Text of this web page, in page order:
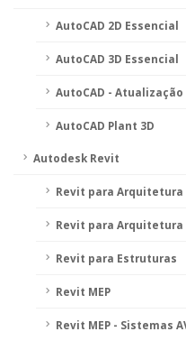
AutoCAD 2D Essencial
AutoCAD 3D Essencial
AutoCAD -
AutoCAD Plant 3D
Autodesk Revit
Revit para Arquitetura
Revit para Arquitetura
Revit para Estruturas
Revit MEP
Revit MEP - Sistemas